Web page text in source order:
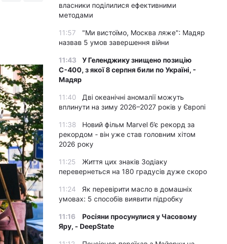
власники поділилися ефективними
методами
11:57
"Ми вистоїмо, Москва ляже": Мадяр
назвав 5 умов завершення війни
11:43
У Геленджику знищено позицію
С-400, з якої 8 серпня били по Україні, -
Мадяр
11:40
Дві океанічні аномалії можуть
вплинути на зиму 2026–2027 років у Європі
11:38
Новий фільм Marvel б’є рекорд за
рекордом - він уже став головним хітом
2026 року
11:25
Життя цих знаків Зодіаку
перевернеться на 180 градусів дуже скоро
11:24
Як перевірити масло в домашніх
умовах: 5 способів виявити підробку
11:16
Росіяни просунулися у Часовому
Яру, - DeepState